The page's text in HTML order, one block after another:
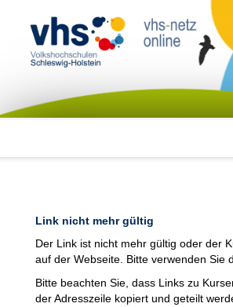
Link nicht mehr gültig
Der Link ist nicht mehr gültig oder der
auf der Webseite. Bitte verwenden Sie
Bitte beachten Sie, dass Links zu
der Adresszeile kopiert und geteilt